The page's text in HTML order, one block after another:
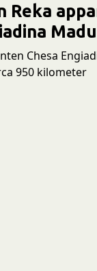
Reka
Chesa
950 kilometer